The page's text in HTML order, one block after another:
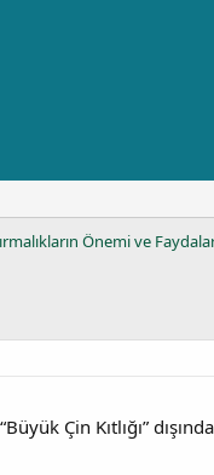
Önemi ve
Çin Kıtlığı”